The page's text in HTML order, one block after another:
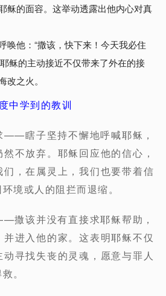
稣的面容。这举动透露出他内心对真
唤他：“撒该，快下来！今天我必住
稣的主动接近不仅带来了外在的接
之火。
中学到的教训
——瞎子坚持不懈地呼喊耶稣，
不放弃。耶稣回应他的信心，
，在属灵上，我们也要带着信
境或人的阻拦而退缩。
撒该并没有直接求耶稣帮助，
进入他的家。这表明耶稣不仅
寻找失丧的灵魂，愿意与罪人
。